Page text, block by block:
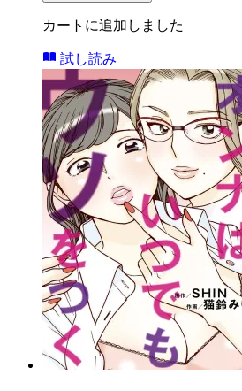
カートに追加しました
試し読み